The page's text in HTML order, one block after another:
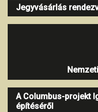
Jegyvásárlás
A Columbus-projekt
építéséről